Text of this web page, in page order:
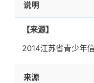
说明
【来源】
2014江苏省青少年
来源